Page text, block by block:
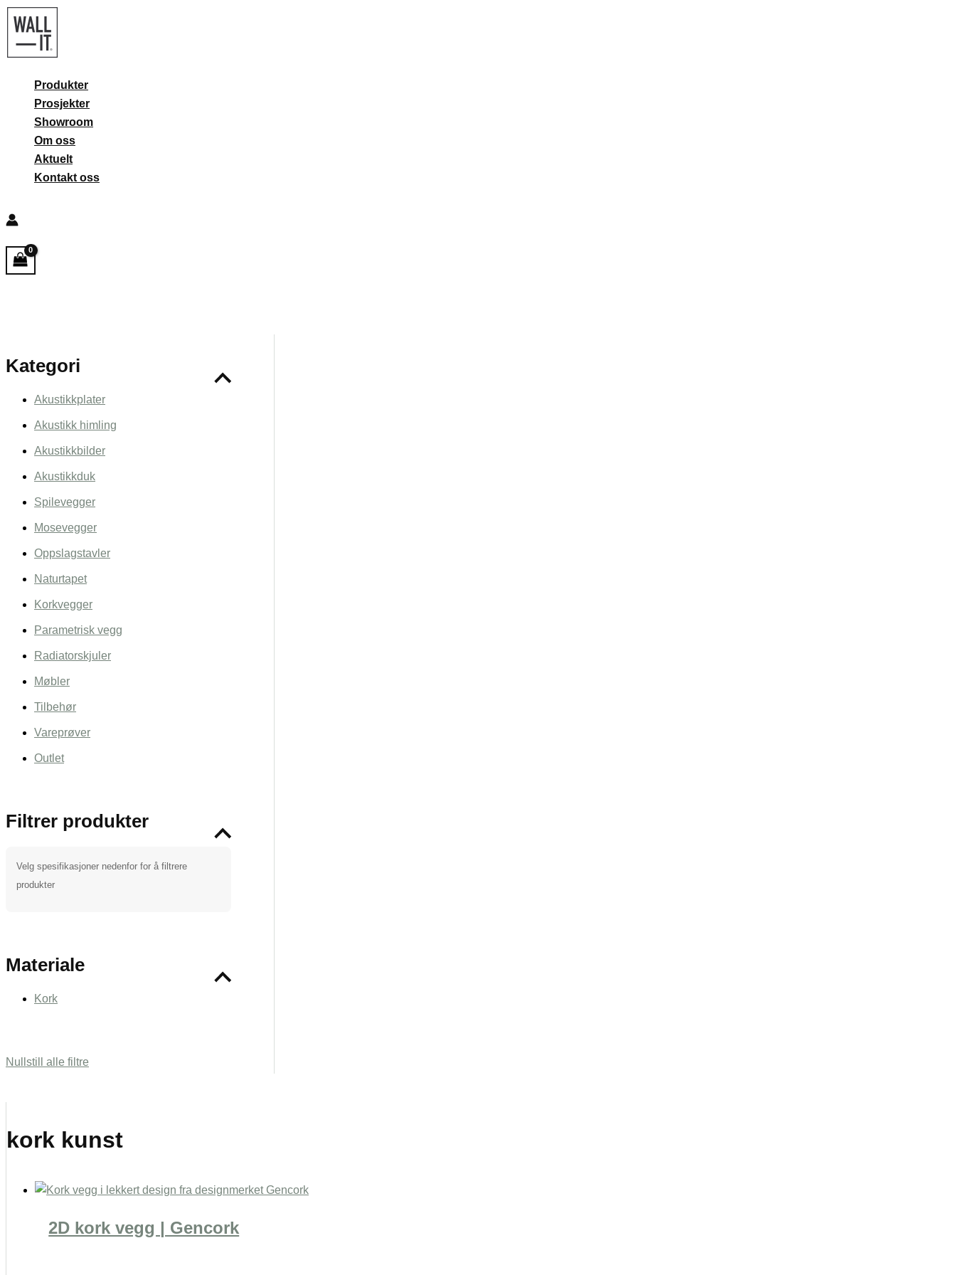
Hopp
rett
Produkter
Prosjekter
Showroom
Om oss
Aktuelt
Kontakt oss
Kategori
Akustikkplater
Akustikk himling
Akustikkbilder
Akustikkduk
Spilevegger
Mosevegger
Oppslagstavler
Naturtapet
Korkvegger
Parametrisk vegg
Radiatorskjuler
Møbler
Tilbehør
Vareprøver
Outlet
Filtrer produkter
Velg spesifikasjoner nedenfor for å filtrere
produkter
Materiale
Kork
Nullstill alle filtre
kork kunst
2D kork vegg | Gencork